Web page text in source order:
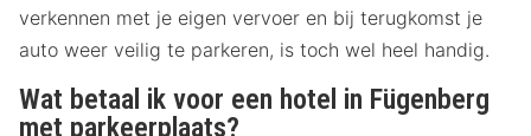
verkennen met je eigen vervoer en bij terugkomst je
auto weer veilig te parkeren, is toch wel heel handig.
Wat betaal ik voor een hotel in Fügenberg
met parkeerplaats?